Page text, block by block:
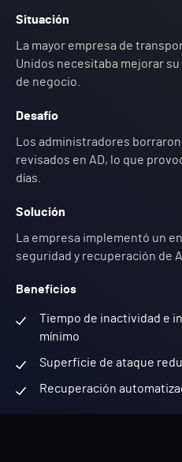
Situación
La mayor empresa de
Unidos necesitaba mejorar
de negocio.
Desafío
Los administradores
revisados en AD, lo que
días.
Solución
La empresa implementó un
seguridad y recuperación de
Beneficios
Tiempo de inactividad e
mínimo
Superficie de ataque
Recuperación